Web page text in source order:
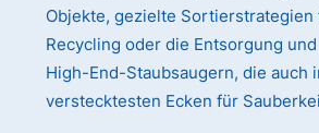
Objekte, gezielte Sortierstrategien
Recycling oder die Entsorgung
High-End-Staubsaugern, die auch
verstecktesten Ecken für